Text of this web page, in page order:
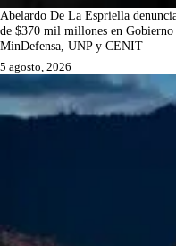
Abelardo De La Espriella
de $370 mil millones en
MinDefensa, UNP y CENIT
5 agosto, 2026